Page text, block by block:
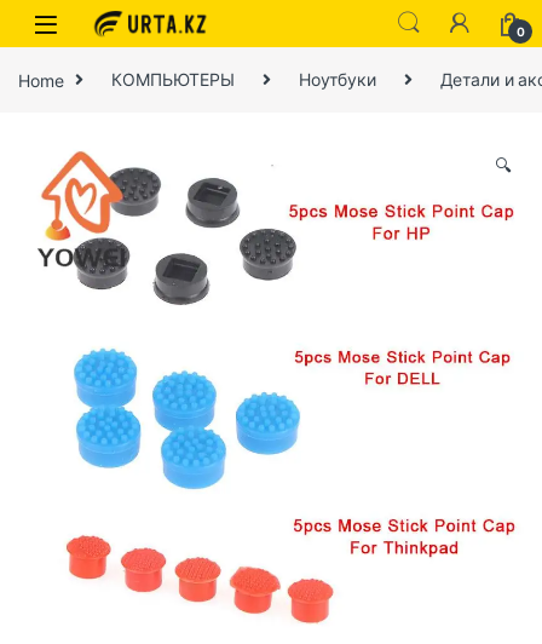
0
Home КОМПЬЮТЕРЫ Ноутбуки Детали и
🔍